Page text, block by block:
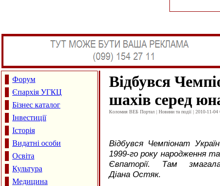
Форум
Єпархія УГКЦ
Бізнес каталог
Інвестиції
Історія
Видатні особи
Освіта
Культура
Медицина
Відбувся
шахів серед
Коломия ВЕБ Портал | Новини та події | 2010-11-04
Відбувся Чемпіонат
1999-го року народження
Євпаторії. Там
Діана Остяк.